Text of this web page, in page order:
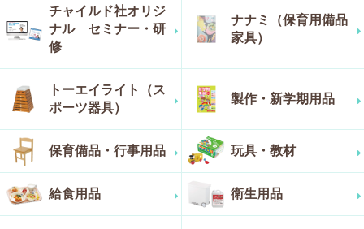
チャイルド社オリジ
ナル セミナー・研
修
ナナミ（保育用備品
家具）
トーエイライト（ス
ポーツ器具）
製作・新学期用品
保育備品・行事用品 玩具・教材
給食用品 衛生用品